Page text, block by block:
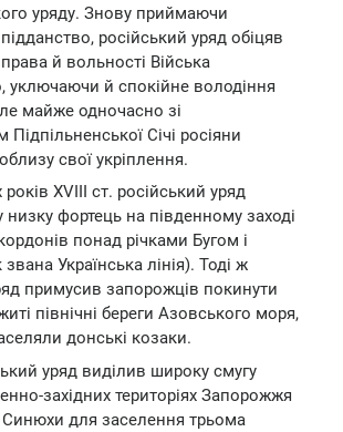
уряду. Знову приймаючи
російський уряд обіцяв
й вольності Війська
уключаючи й спокійне володіння
майже одночасно зі
Січі росіяни
свої укріплення.
XVIII ст. російський уряд
низку фортець на південному заході
понад річками Бугом і
Українська лінія). Тоді ж
примусив запорожців покинути
північні береги Азовського моря,
донські козаки.
уряд виділив широку смугу
західних територіях Запорожжя
для заселення трьома